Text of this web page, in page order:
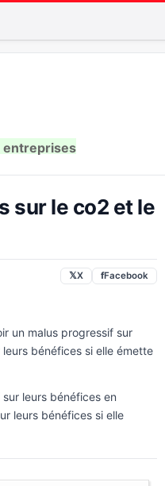
entreprises
sur le co2 et le
𝕏X fFacebook
un malus progressif sur
bénéfices si elle émette
leurs bénéfices en
leurs bénéfices si elle